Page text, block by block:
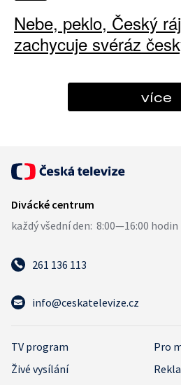
Nebe, peklo, Český
zachycuje svéráz
více
261 136 113
info@ceskatelevize.cz
TV program
Pro
Živé vysílání